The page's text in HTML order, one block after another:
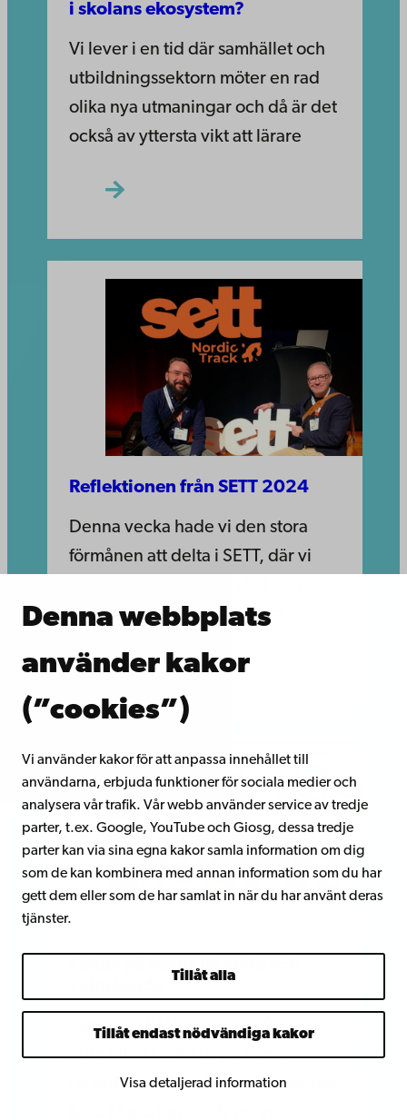
Denna webbplats
använder kakor
(”cookies”)
Vi använder kakor för att anpassa innehållet till
användarna, erbjuda funktioner för sociala medier och
analysera vår trafik. Vår webb använder service av tredje
parter, t.ex. Google, YouTube och Giosg, dessa tredje
parter kan via sina egna kakor samla information om dig
som de kan kombinera med annan information som du har
gett dem eller som de har samlat in när du har använt deras
tjänster.
Tillåt alla
Tillåt endast nödvändiga kakor
Visa detaljerad information
i skolans ekosystem?
Vi lever i en tid där samhället och
utbildningssektorn möter en rad
olika nya utmaningar och då är det
också av yttersta vikt att lärare
Reflektionen från SETT 2024
Denna vecka hade vi den stora
förmånen att delta i SETT, där vi
Ledarspåret 17-18.4. Några
Fokus på barns lärande och
Stiftelsen BMR beviljade 80 000
euro till CLL – fokus på barns
lärande och välmående Stiftelsen